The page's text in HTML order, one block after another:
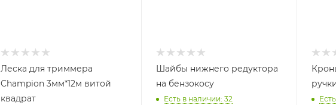
Леска для триммера
Champion 3мм*12м витой
квадрат
Шайбы нижнего редуктора
на бензокосу
Есть в наличии: 32